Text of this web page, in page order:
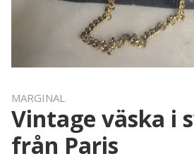
MARGINAL
Vintage väska i
från Paris